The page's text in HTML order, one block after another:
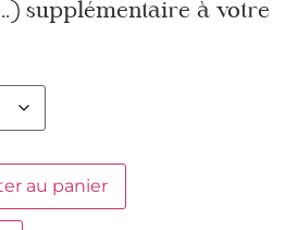
supplémentaire à votre
au panier